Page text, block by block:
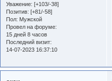
Уважение: [+103/-38]
Позитив: [+81/-58]
Пол: Мужской
Провел на форуме:
15 дней 8 часов
Последний визит:
14-07-2023 16:37:10